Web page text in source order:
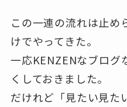
この一連の流れは止め
けでやってきた。
一応KENZENなブログ
くしておきました。
だけれど「見たい見た